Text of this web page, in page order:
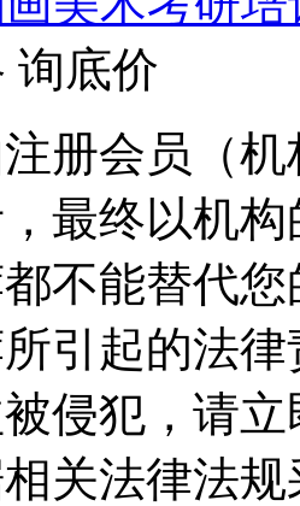
询底价
册会员（
最终以机
不能替代
引起的法
侵犯，请
关法律法